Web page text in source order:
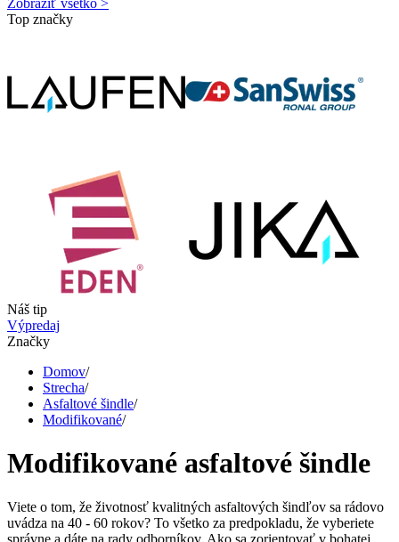
Zobraziť všetko >
Top značky
Náš tip
Výpredaj
Značky
Domov/
Strecha/
Asfaltové šindle/
Modifikované/
Modifikované asfaltové šindle
Viete o tom, že životnosť kvalitných asfaltových šindľov sa rádovo
uvádza na 40 - 60 rokov? To všetko za predpokladu, že vyberiete
správne a dáte na rady odborníkov. Ako sa zorientovať v bohatej